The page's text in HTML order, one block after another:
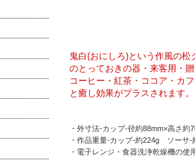
鬼白(おにしろ)という作風の
のとっておきの器・来客用・
コーヒー・紅茶・ココア・カ
と癒し効果がプラスされます。
・外寸法-カップ-径約88mm×高さ
・作品重量-カップ-約224g ソーサ
・電子レンジ・食器洗浄乾燥機の